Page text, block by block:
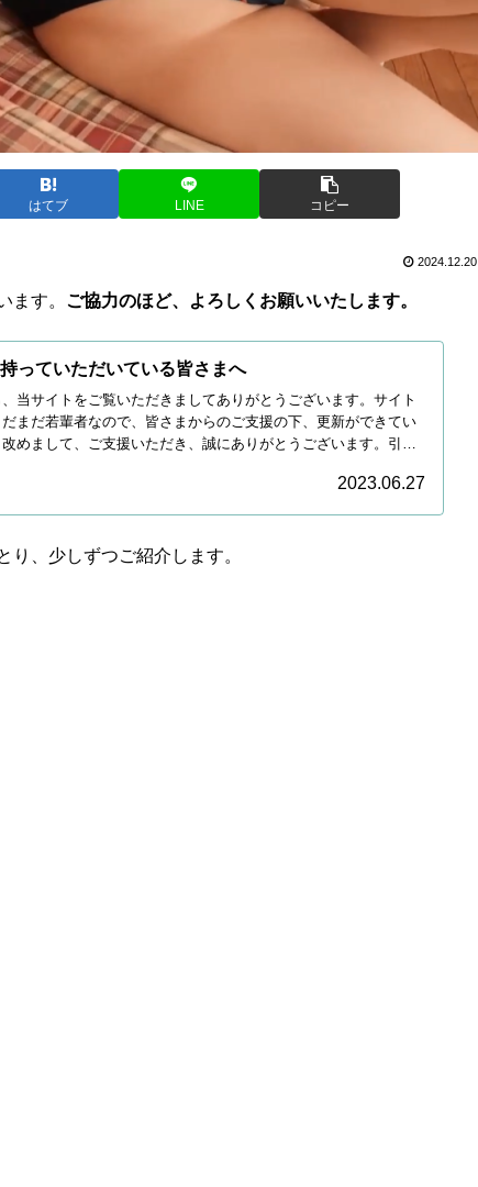
はてブ LINE コピー
2024.12.20
ます。 ご協力のほど、よろしくお願いいたします。
っていただいている皆さまへ
当サイトをご覧いただきましてありがとうございます。サイト
まだ若輩者なので、皆さまからのご支援の下、更新ができてい
めまして、ご支援いただき、誠にありがとうございます。引き
2023.06.27
り、少しずつご紹介します。